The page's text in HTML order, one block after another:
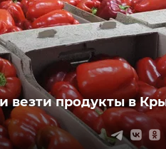
везти продукты в